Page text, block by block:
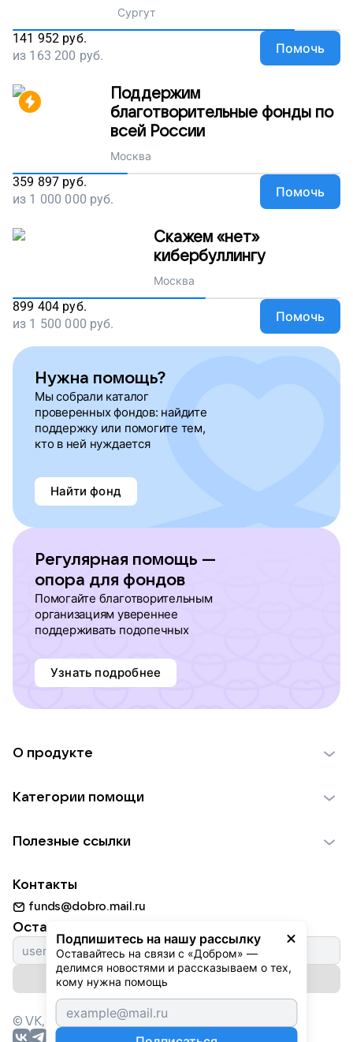
Сургут
141 952 руб.
из 163 200 руб. Помочь
Поддержим
благотворительные фонды по
всей России
Москва
359 897 руб.
из 1 000 000 руб. Помочь
Скажем «нет»
кибербуллингу
Москва
899 404 руб.
из 1 500 000 руб. Помочь
Нужна помощь?
Мы собрали каталог
проверенных фондов: найдите
поддержку или помогите тем,
кто в ней нуждается
Найти фонд
Регулярная помощь —
опора для фондов
Помогайте благотворительным
организациям увереннее
поддерживать подопечных
Узнать подробнее
Подпишитесь на нашу рассылку
Оставайтесь на связи с «Добром» —
делимся новостями и рассказываем о тех,
кому нужна помощь
О продукте
Использование материалов
Для НКО
Партнерам
Категории помощи
Пожилым
Животным
Природе
Культуре
Фондам
Полезные ссылки
Добрый день
Истории
Автоплатежи
Контакты
funds@dobro.mail.ru
Оставайтесь с нами
Подписаться на рассылку
© VK, 2026г. Все права защищены.